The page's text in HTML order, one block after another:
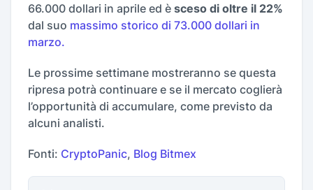
66.000 dollari in aprile ed è sceso di oltre il 22%
dal suo massimo storico di 73.000 dollari in
marzo.
Le prossime settimane mostreranno se questa
ripresa potrà continuare e se il mercato coglierà
l’opportunità di accumulare, come previsto da
alcuni analisti.
Fonti: CryptoPanic, Blog Bitmex